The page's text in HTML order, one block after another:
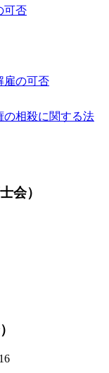
可否
雇の可否
の相殺に関する法
会）